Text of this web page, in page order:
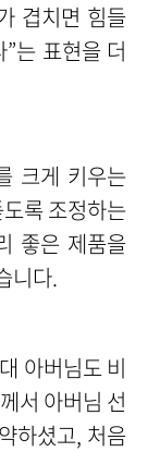
겹치면 힘들
는 표현을 더
크게 키우는
록 조정하는
좋은 제품을
니다.
아버님도 비
서 아버님 선
하셨고, 처음